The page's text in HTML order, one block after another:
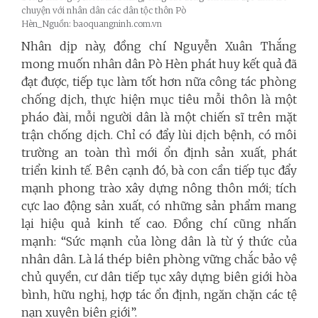
chuyện với nhân dân các dân tộc thôn Pò
Hèn_Nguồn: baoquangninh.com.vn
Nhân dịp này, đồng chí Nguyễn Xuân Thắng
mong muốn nhân dân Pò Hèn phát huy kết quả đã
đạt được, tiếp tục làm tốt hơn nữa công tác phòng
chống dịch, thực hiện mục tiêu mỗi thôn là một
pháo đài, mỗi người dân là một chiến sĩ trên mặt
trận chống dịch. Chỉ có đẩy lùi dịch bệnh, có môi
trường an toàn thì mới ổn định sản xuất, phát
triển kinh tế. Bên cạnh đó, bà con cần tiếp tục đẩy
mạnh phong trào xây dựng nông thôn mới; tích
cực lao động sản xuất, có những sản phẩm mang
lại hiệu quả kinh tế cao. Đồng chí cũng nhấn
mạnh: “Sức mạnh của lòng dân là từ ý thức của
nhân dân. Là lá thép biên phòng vững chắc bảo vệ
chủ quyền, cư dân tiếp tục xây dựng biên giới hòa
bình, hữu nghị, hợp tác ổn định, ngăn chặn các tệ
nạn xuyên biên giới”.